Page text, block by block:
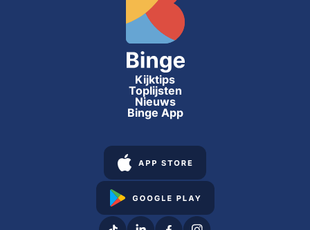
Kijktips
Toplijsten
Nieuws
Binge App